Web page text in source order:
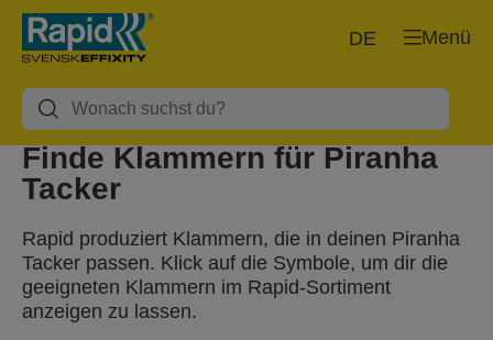
Menü
DE
Finde Klammern für Piranha
Tacker
Rapid produziert Klammern, die in deinen Piranha
Tacker passen. Klick auf die Symbole, um dir die
geeigneten Klammern im Rapid-Sortiment
anzeigen zu lassen.